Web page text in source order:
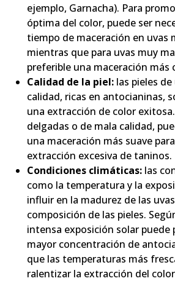
ejemplo, Garnacha). Para
óptima del color, puede ser
tiempo de maceración en uvas
mientras que para uvas muy
preferible una maceración más
Calidad de la piel: las pieles
calidad, ricas en antocianinas,
una extracción de color
delgadas o de mala calidad,
una maceración más suave
extracción excesiva de taninos.
Condiciones climáticas: las
como la temperatura y la
influir en la madurez de las
composición de las pieles.
intensa exposición solar puede
mayor concentración de
que las temperaturas más
ralentizar la extracción del